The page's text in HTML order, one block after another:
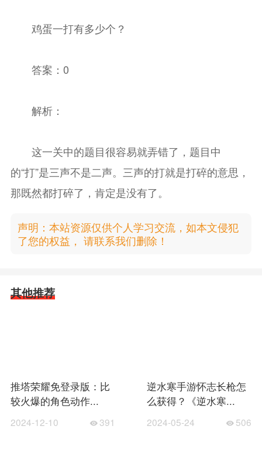
鸡蛋一打有多少个？
答案：0
解析：
这一关中的题目很容易就弄错了，题目中
的“打”是三声不是二声。三声的打就是打碎的意思，
那既然都打碎了，肯定是没有了。
声明：本站资源仅供个人学习交流，如本文侵犯
了您的权益， 请联系我们删除！
其他推荐
推塔荣耀免登录版：比
较火爆的角色动作...
2024-12-10 391
逆水寒手游怀志长枪怎
么获得？《逆水寒...
2024-05-24 506